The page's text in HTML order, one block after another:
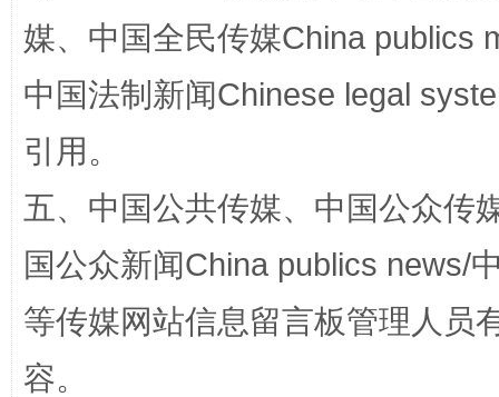
扯下公款旅游的“隐身衣” 如何以
媒、中国全民传媒China publics
中国法制新闻Chinese legal
引用。
五、中国公共传媒、中国公众传
国公众新闻China publics news/
等传媒网站信息留言板管理人员
容。